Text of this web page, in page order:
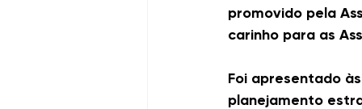
promovido pela
carinho para as
Foi apresentado
planejamento